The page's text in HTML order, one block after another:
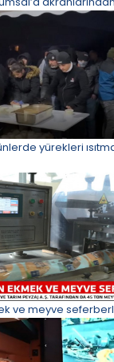
yürekleri
ve meyve